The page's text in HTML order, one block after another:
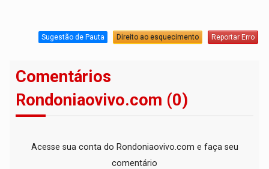
Sugestão de Pauta Direito ao esquecimento Reportar Erro
Comentários
Rondoniaovivo.com (0)
Acesse sua conta do Rondoniaovivo.com e faça seu
comentário